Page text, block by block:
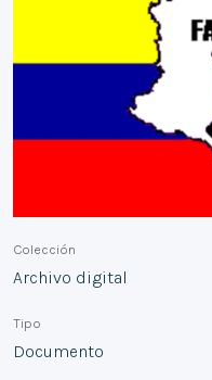
Colección
Archivo digital
Tipo
Documento